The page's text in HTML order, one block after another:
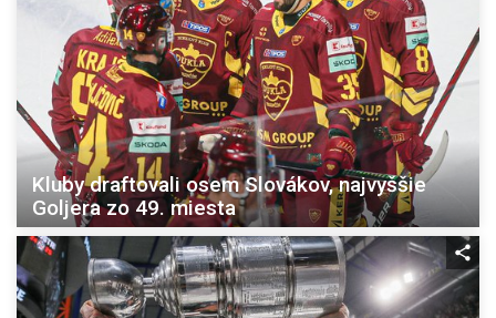
Kluby draftovali osem Slovákov, najvyššie
Goljera zo 49. miesta